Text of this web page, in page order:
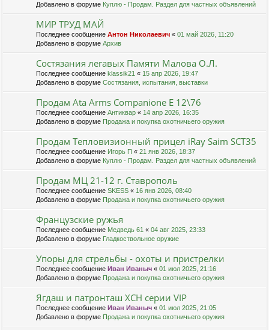
Добавлено в форуме Куплю - Продам. Раздел для частных объявлений
МИР ТРУД МАЙ
Последнее сообщение Антон Николаевич « 01 май 2026, 11:20
Добавлено в форуме Архив
Состязания легавых Памяти Малова О.Л.
Последнее сообщение klassik21 « 15 апр 2026, 19:47
Добавлено в форуме Состязания, испытания, выставки
Продам Ata Arms Companionе Е 12\76
Последнее сообщение Антиквар « 14 апр 2026, 16:35
Добавлено в форуме Продажа и покупка охотничьего оружия
Продам Тепловизионный прицел iRay Saim SCT35
Последнее сообщение Игорь П « 21 янв 2026, 18:37
Добавлено в форуме Куплю - Продам. Раздел для частных объявлений
Продам МЦ 21-12 г. Ставрополь
Последнее сообщение SKESS « 16 янв 2026, 08:40
Добавлено в форуме Продажа и покупка охотничьего оружия
Французские ружья
Последнее сообщение Медведь 61 « 04 авг 2025, 23:33
Добавлено в форуме Гладкоствольное оружие
Упоры для стрельбы - охоты и пристрелки
Последнее сообщение Иван Иваныч « 01 июл 2025, 21:16
Добавлено в форуме Продажа и покупка охотничьего оружия
Ягдаш и патронташ ХСН серии VIP
Последнее сообщение Иван Иваныч « 01 июл 2025, 21:05
Добавлено в форуме Продажа и покупка охотничьего оружия